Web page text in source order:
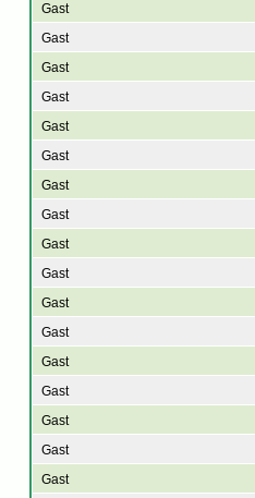
Gast
Gast
Gast
Gast
Gast
Gast
Gast
Gast
Gast
Gast
Gast
Gast
Gast
Gast
Gast
Gast
Gast